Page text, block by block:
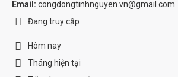
Email: congdongtinhnguyen.vn@gmail.com
Đang truy cập
Hôm nay
Tháng hiện tại